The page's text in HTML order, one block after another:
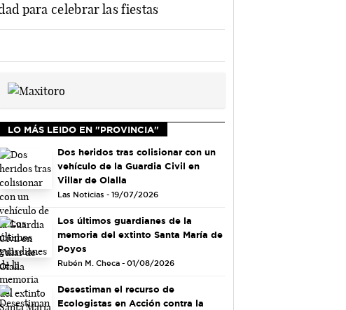
para celebrar las fiestas
LO MÁS LEIDO EN "PROVINCIA"
Dos heridos tras colisionar con un
vehículo de la Guardia Civil en
Villar de Olalla
Las Noticias - 19/07/2026
Los últimos guardianes de la
memoria del extinto Santa María de
Poyos
Rubén M. Checa - 01/08/2026
Desestiman el recurso de
Ecologistas en Acción contra la